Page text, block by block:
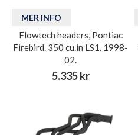
MER INFO
Flowtech headers, Pontiac
Firebird. 350 cu.in LS1. 1998-
02.
5.335 kr